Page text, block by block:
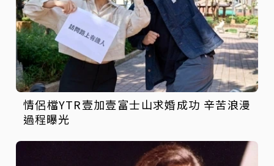
情侶檔YTR壹加壹富士山求婚成功 辛苦浪漫
過程曝光